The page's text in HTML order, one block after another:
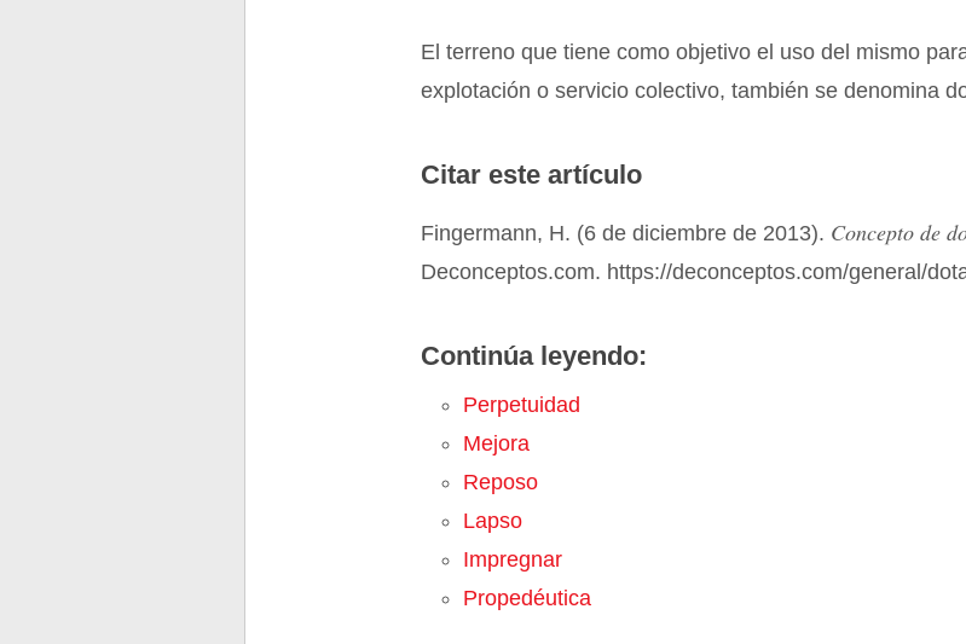
El terreno que tiene como objetivo el uso del mismo
explotación o servicio colectivo, también se denomina
Citar este artículo
Fingermann, H. (6 de diciembre de 2013). Concepto de
Deconceptos.com. https://deconceptos.com/general/
Continúa leyendo:
Perpetuidad
Mejora
Reposo
Lapso
Impregnar
Propedéutica